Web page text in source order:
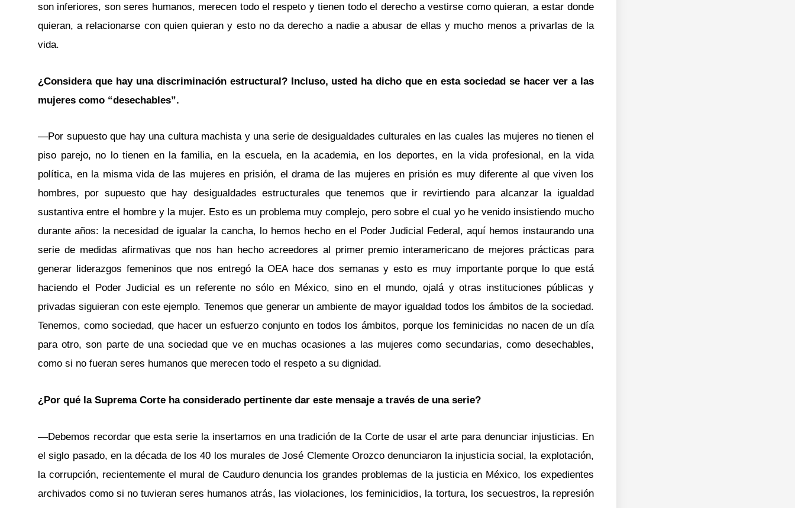
son inferiores, son seres humanos, merecen todo el respeto y tienen todo el derecho a vestirse como quieran, a estar donde
quieran, a relacionarse con quien quieran y esto no da derecho a nadie a abusar de ellas y mucho menos a privarlas de la
vida.
¿Considera que hay una discriminación estructural? Incluso, usted ha dicho que en esta sociedad se hacer ver a las
mujeres como “desechables”.
—Por supuesto que hay una cultura machista y una serie de desigualdades culturales en las cuales las mujeres no tienen el
piso parejo, no lo tienen en la familia, en la escuela, en la academia, en los deportes, en la vida profesional, en la vida
política, en la misma vida de las mujeres en prisión, el drama de las mujeres en prisión es muy diferente al que viven los
hombres, por supuesto que hay desigualdades estructurales que tenemos que ir revirtiendo para alcanzar la igualdad
sustantiva entre el hombre y la mujer. Esto es un problema muy complejo, pero sobre el cual yo he venido insistiendo mucho
durante años: la necesidad de igualar la cancha, lo hemos hecho en el Poder Judicial Federal, aquí hemos instaurando una
serie de medidas afirmativas que nos han hecho acreedores al primer premio interamericano de mejores prácticas para
generar liderazgos femeninos que nos entregó la OEA hace dos semanas y esto es muy importante porque lo que está
haciendo el Poder Judicial es un referente no sólo en México, sino en el mundo, ojalá y otras instituciones públicas y
privadas siguieran con este ejemplo. Tenemos que generar un ambiente de mayor igualdad todos los ámbitos de la sociedad.
Tenemos, como sociedad, que hacer un esfuerzo conjunto en todos los ámbitos, porque los feminicidas no nacen de un día
para otro, son parte de una sociedad que ve en muchas ocasiones a las mujeres como secundarias, como desechables,
como si no fueran seres humanos que merecen todo el respeto a su dignidad.
¿Por qué la Suprema Corte ha considerado pertinente dar este mensaje a través de una serie?
—Debemos recordar que esta serie la insertamos en una tradición de la Corte de usar el arte para denunciar injusticias. En
el siglo pasado, en la década de los 40 los murales de José Clemente Orozco denunciaron la injusticia social, la explotación,
la corrupción, recientemente el mural de Cauduro denuncia los grandes problemas de la justicia en México, los expedientes
archivados como si no tuvieran seres humanos atrás, las violaciones, los feminicidios, la tortura, los secuestros, la represión